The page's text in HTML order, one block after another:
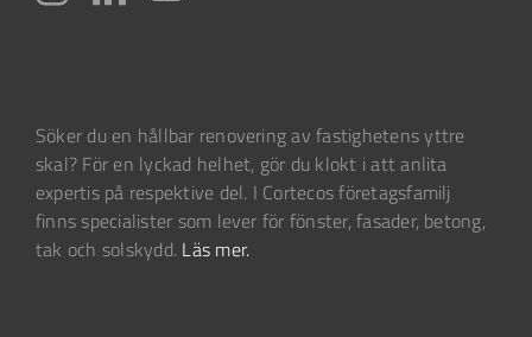
Söker du en hållbar renovering av fastighetens yttre
skal? För en lyckad helhet, gör du klokt i att anlita
expertis på respektive del. I Cortecos företagsfamilj
finns specialister som lever för fönster, fasader, betong,
tak och solskydd. Läs mer.